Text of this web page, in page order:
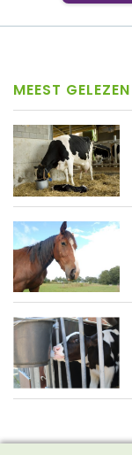
MEEST GELEZEN